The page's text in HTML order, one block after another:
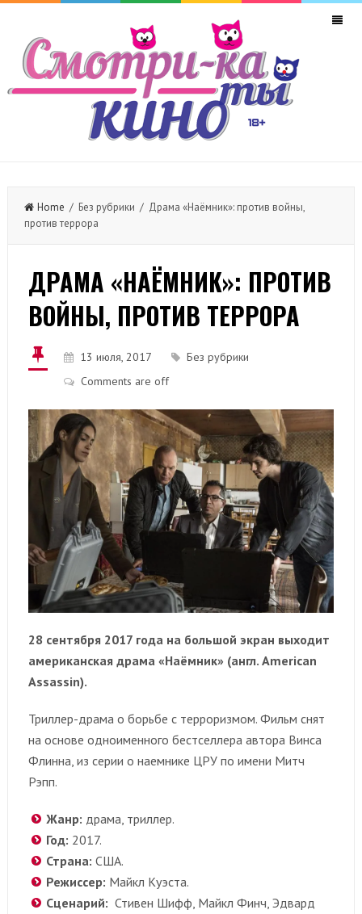
Home / Без рубрики / Драма «Наёмник‏»: против войны,
против террора
ДРАМА «НАЁМНИК‏»: ПРОТИВ
ВОЙНЫ, ПРОТИВ ТЕРРОРА
13 июля, 2017
Без рубрики
Comments are off
28 сентября 2017 года на большой экран выходит
американская драма «Наёмник‏» (англ. American
Assassin).
Триллер-драма о борьбе с терроризмом. Фильм снят
на основе одноименного бестселлера автора Винса
Флинна, из серии о наемнике ЦРУ по имени Митч
Рэпп.
Жанр: драма, триллер.
Год: 2017.
Страна: США.
Режиссер: Майкл Куэста.
Сценарий: Стивен Шифф, Майкл Финч, Эдвард